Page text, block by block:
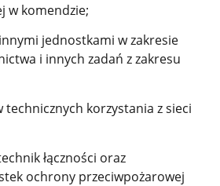
w komendzie;
jednostkami w zakresie
i innych zadań z zakresu
korzystania z sieci
łączności oraz
ochrony przeciwpożarowej